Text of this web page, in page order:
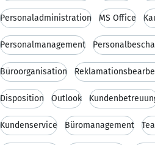
Personaladministration MS Office
Personalmanagement
Büroorganisation
Disposition Outlook
Kundenservice Büromanagement